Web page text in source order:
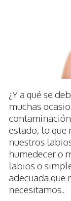
¿Y a qué se
muchas
estado, lo que
nuestros
humedecer o
labios o
adecuada que
necesitamos.